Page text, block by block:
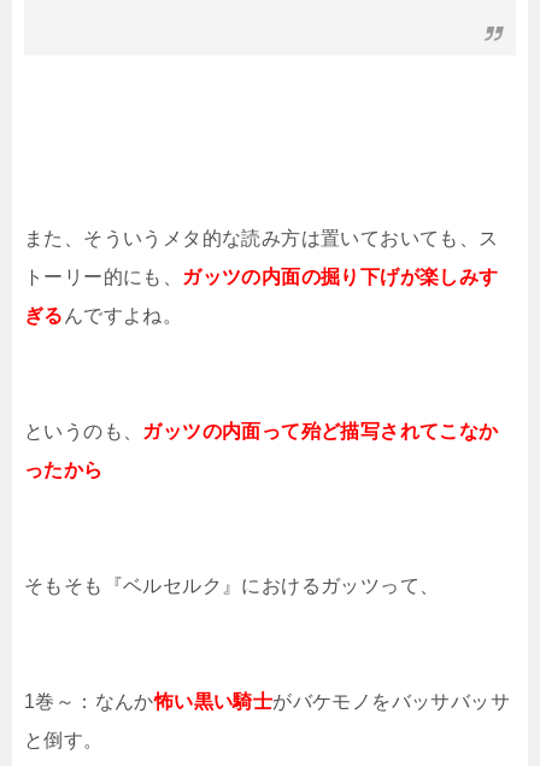
また、そういうメタ的な読み方は置いておいても、ス
トーリー的にも、
ガッツの内面の掘り下げが楽しみす
ぎる んですよね。
というのも、 ガッツの内面って殆ど描写されてこなか
ったから
そもそも『ベルセルク』におけるガッツって、
1巻～：なんか怖い黒い騎士がバケモノをバッサバッサ
と倒す。